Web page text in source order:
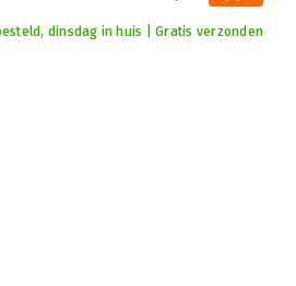
dinsdag in huis | Gratis verzonden